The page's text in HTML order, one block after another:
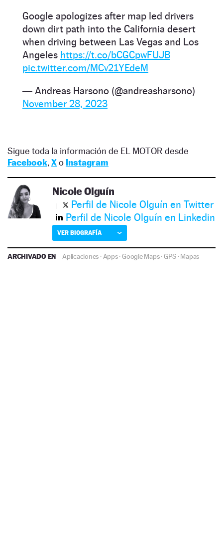
Google apologizes after map led drivers
down dirt path into the California desert
when driving between Las Vegas and Los
Angeles https://t.co/bCGCpwFUJB
pic.twitter.com/MCv21YEdeM
— Andreas Harsono (@andreasharsono)
November 28, 2023
Sigue toda la información de EL MOTOR desde
Facebook, Xo Instagram
Nicole Olguín
Perfil de Nicole Olguín en Twitter
Perfil de Nicole Olguín en Linkedin
VER BIOGRAFÍA
ARCHIVADO EN Aplicaciones ·Apps·Google Maps·GPS ·Mapas